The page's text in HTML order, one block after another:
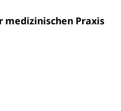
5 von 5 SternenPraxis